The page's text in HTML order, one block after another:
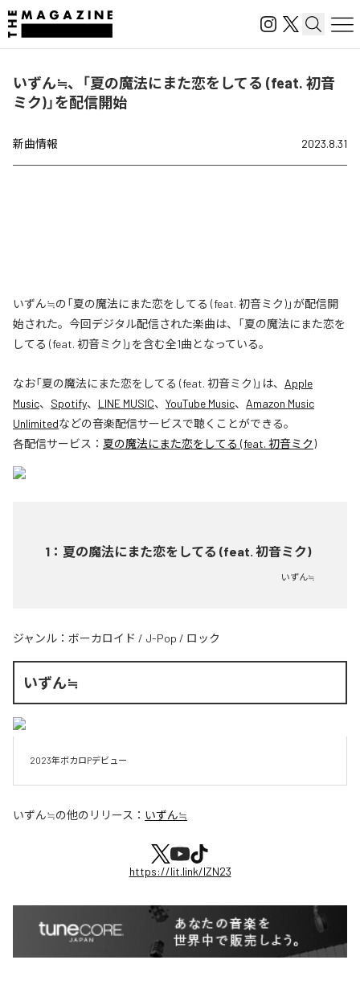
いずん≒、「夏の魔法にまた恋をしてる (feat. 初音
ミク)」を配信開始
新曲情報 2023.8.31
いずん≒の「夏の魔法にまた恋をしてる (feat. 初音ミク)」が配信開
始された。今回デジタル配信された楽曲は、「夏の魔法にまた恋を
してる (feat. 初音ミク)」を含む全1曲となっている。
なお「夏の魔法にまた恋をしてる (feat. 初音ミク)」は、 Apple
Music、 Spotify、 LINE MUSIC、 YouTube Music、 Amazon Music
Unlimitedなどの音楽配信サービスで聴くことができる。
各配信サービス： 夏の魔法にまた恋をしてる (feat. 初音ミク)
1 ： 夏の魔法にまた恋をしてる (feat. 初音ミク)
いずん≒
ジャンル： ボーカロイド / J-Pop / ロック
いずん≒
2023年ボカロPデビュー
いずん≒の他のリリース： いずん≒
https://lit.link/IZN23